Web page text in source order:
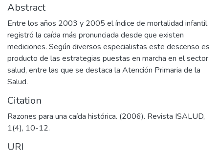
Abstract
Entre los años 2003 y 2005 el índice de mortalidad infantil
registró la caída más pronunciada desde que existen
mediciones. Según diversos especialistas este descenso es
producto de las estrategias puestas en marcha en el sector
salud, entre las que se destaca la Atención Primaria de la
Salud.
Citation
Razones para una caída histórica. (2006). Revista ISALUD,
1(4), 10-12.
URI